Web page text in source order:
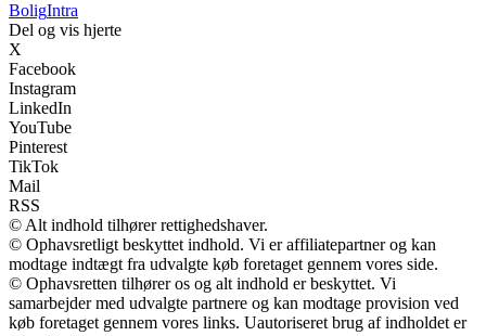
BoligIntra
Del og vis hjerte
X
Facebook
Instagram
LinkedIn
YouTube
Pinterest
TikTok
Mail
RSS
© Alt indhold tilhører rettighedshaver.
© Ophavsretligt beskyttet indhold. Vi er affiliatepartner og kan
modtage indtægt fra udvalgte køb foretaget gennem vores side.
© Ophavsretten tilhører os og alt indhold er beskyttet. Vi
samarbejder med udvalgte partnere og kan modtage provision ved
køb foretaget gennem vores links. Uautoriseret brug af indholdet er